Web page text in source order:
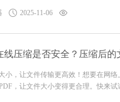
2025-11-06
线压缩是否安全？压缩后的
小，让文件传输更高效！想要在网
，让文件大小变得更合理。快来试